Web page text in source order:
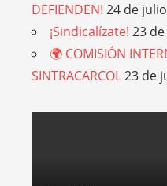
DEFIENDEN! 24 de
¡Sindicalízate! 23
🌍 COMISIÓN
SINTRACARCOL23 de